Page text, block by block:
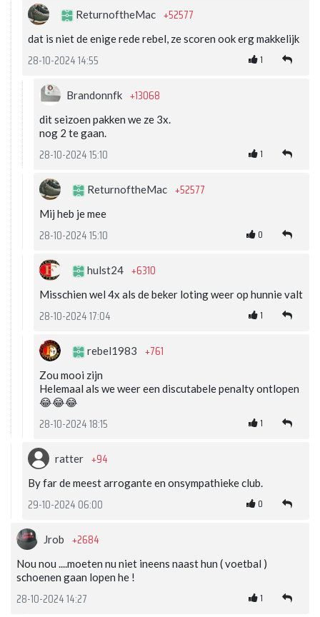
ReturnoftheMac +52577
dat is niet de enige rede rebel, ze scoren ook erg makkelijk
28-10-2024 14:55 1
Brandonnfk +13068
dit seizoen pakken we ze 3x.
nog 2 te gaan.
28-10-2024 15:10 1
ReturnoftheMac +52577
Mij heb je mee
28-10-2024 15:10 0
hulst24 +6310
Misschien wel 4x als de beker loting weer op hunnie valt
28-10-2024 17:04 1
rebel1983 +761
Zou mooi zijn
Helemaal als we weer een discutabele penalty ontlopen
😂😂😂
28-10-2024 18:15 1
ratter +94
By far de meest arrogante en onsympathieke club.
29-10-2024 06:00 0
Jrob +2684
Nou nou ....moeten nu niet ineens naast hun ( voetbal )
schoenen gaan lopen he !
28-10-2024 14:27 1